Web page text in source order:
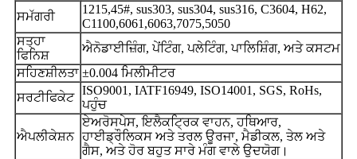
ਸਮੱਗਰੀ
1215,45#, sus303, sus304, sus316, C3604, H62,
C1100,6061,6063,7075,5050
ਸਤ੍ਹਾ
ਫਿਨਿਸ਼
ਐਨੋਡਾਈਜ਼ਿੰਗ, ਪੇਂਟਿੰਗ, ਪਲੇਟਿੰਗ, ਪਾਲਿਸ਼ਿੰਗ, ਅਤੇ ਕਸਟਮ
ਸਹਿਣਸ਼ੀਲਤਾ ±0.004 ਮਿਲੀਮੀਟਰ
ਸਰਟੀਫਿਕੇਟ
ISO9001, IATF16949, ISO14001, SGS, RoHs,
ਪਹੁੰਚ
ਐਪਲੀਕੇਸ਼ਨ
ਏਅਰੋਸਪੇਸ, ਇਲੈਕਟ੍ਰਿਕ ਵਾਹਨ, ਹਥਿਆਰ,
ਹਾਈਡ੍ਰੌਲਿਕਸ ਅਤੇ ਤਰਲ ਊਰਜਾ, ਮੈਡੀਕਲ, ਤੇਲ ਅਤੇ
ਗੈਸ, ਅਤੇ ਹੋਰ ਬਹੁਤ ਸਾਰੇ ਮੰਗ ਵਾਲੇ ਉਦਯੋਗ।